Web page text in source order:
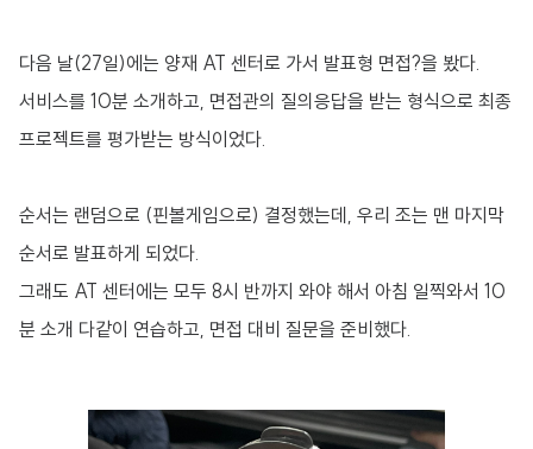
다음 날(27일)에는 양재 AT 센터로 가서 발표형 면접?을 봤다.
서비스를 10분 소개하고, 면접관의 질의응답을 받는 형식으로 최종
프로젝트를 평가받는 방식이었다.
순서는 랜덤으로 (핀볼게임으로) 결정했는데, 우리 조는 맨 마지막
순서로 발표하게 되었다.
그래도 AT 센터에는 모두 8시 반까지 와야 해서 아침 일찍와서 10
분 소개 다같이 연습하고, 면접 대비 질문을 준비했다.